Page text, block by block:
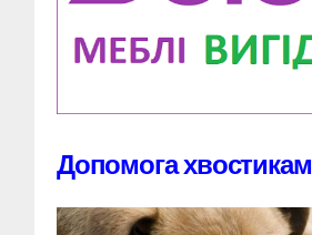
Допомога хвостикам